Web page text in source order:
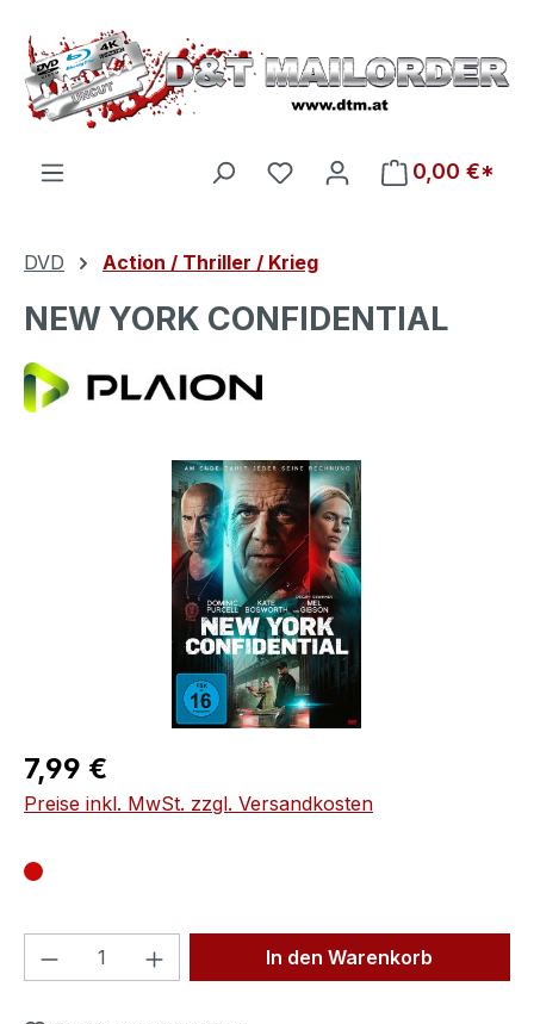
Zum Hauptinhalt springen
Du hast 0 Produkte auf
0,00 €*
DVD Action / Thriller / Krieg
NEW YORK CONFIDENTIAL
Bildergalerie überspringen
Regulärer Preis:
7,99 €
Preise inkl. MwSt. zzgl. Versandkosten
Produkt Anzahl: Gib denIn den Warenkorb